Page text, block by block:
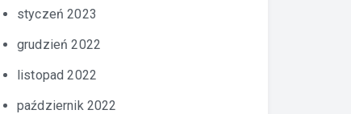
styczeń 2023
grudzień 2022
listopad 2022
październik 2022